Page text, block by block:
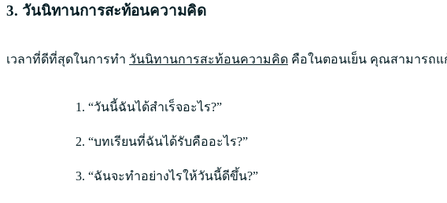
3. วันนิทานการสะท้อนความคิด
เวลาที่ดีที่สุดในการทำ วันนิทานการสะท้อนความคิด คือในตอนเย็น คุณสามารถ
“วันนี้ฉันได้สำเร็จอะไร?”
“บทเรียนที่ฉันได้รับคืออะไร?”
“ฉันจะทำอย่างไรให้วันนี้ดีขึ้น?”